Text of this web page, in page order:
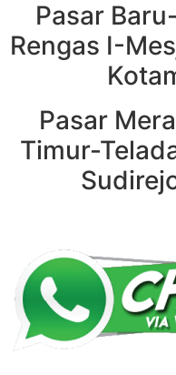
Pasar
Rengas I-
Pasar
Timur-